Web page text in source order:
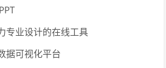
专业设计的在线工具
据可视化平台